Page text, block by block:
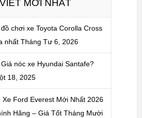
MỚI NHẤT
chơi xe Toyota Corolla Cross
nhất Tháng Tư 6, 2026
nóc xe Hyundai Santafe?
18, 2025
Xe Ford Everest Mới Nhất 2026
Hãng – Giá Tốt Tháng Mười